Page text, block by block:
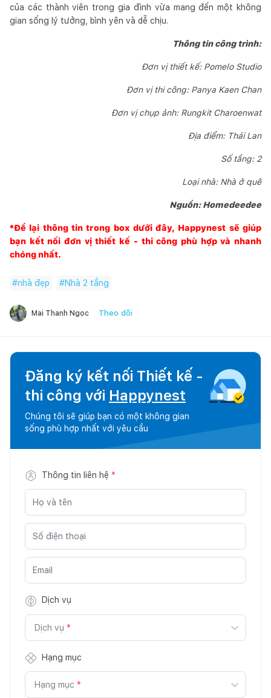
của các thành viên trong gia đình vừa mang đến một không
gian sống lý tưởng, bình yên và dễ chịu.
Thông tin công trình:
Đơn vị thiết kế: Pomelo Studio
Đơn vị thi công: Panya Kaen Chan
Đơn vị chụp ảnh: Rungkit Charoenwat
Địa điểm: Thái Lan
Số tầng: 2
Loại nhà: Nhà ở quê
Nguồn: Homedeedee
*Để lại thông tin trong box dưới đây, Happynest sẽ giúp
bạn kết nối đơn vị thiết kế - thi công phù hợp và nhanh
chóng nhất.
#nhà đẹp #Nhà 2 tầng
Mai Thanh Ngọc Theo dõi
Đăng ký kết nối Thiết kế -
thi công với Happynest
Chúng tôi sẽ giúp bạn có một không gian
sống phù hợp nhất với yêu cầu
Thông tin liên hệ *
Dịch vụ
Dịch vụ *
Hạng mục
Hạng mục *